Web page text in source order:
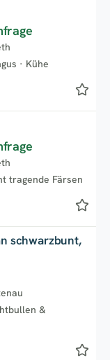
· Kühe
tragende Färsen
schwarzbunt,
&